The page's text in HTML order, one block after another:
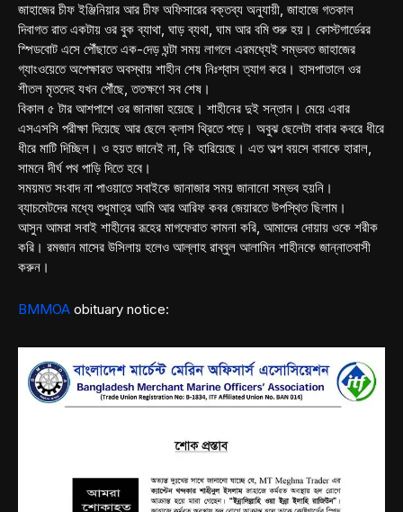
জাহাজের চীফ ইঞ্জিনিয়ার আর চীফ অফিসারের বক্তব্য অনুযায়ী, জাহাজে গতকাল
দিবাগত রাত একটায় ওর বুক ব্যাথা, ঘাড় ব্যথা, ঘাম আর বমি শুরু হয়। কোস্টগার্ডেরর
স্পিডবোট এসে পৌঁছাতে এক-দেড় ঘন্টা সময় লাগলে এরমধ্যেই সম্ভবত জাহাজের
গ্যাংওয়েতে অপেক্ষারত অবস্থায় শাহীন শেষ নিঃশ্বাস ত্যাগ করে। হাসপাতালে ওর
শীতল মৃতদেহ যখন পৌঁছে, ততক্ষণে সব শেষ।
বিকাল ৫ টার আশপাশে ওর জানাজা হয়েছে। শাহীনের দুই সন্তান। মেয়ে এবার
এসএসসি পরীক্ষা দিয়েছে আর ছেলে ক্লাস থ্রিতে পড়ে। অবুঝ ছেলেটা বাবার কবরে ধীরে
ধীরে মাটি দিচ্ছিল। ও হয়ত জানেই না, কি হারিয়েছে। এত অল্প বয়সে বাবাকে হারাল,
সামনে দীর্ঘ পথ পাড়ি দিতে হবে।
সময়মত সংবাদ না পাওয়াতে সবাইকে জানাজার সময় জানানো সম্ভব হয়নি।
ব্যাচমেটদের মধ্যে শুধুমাত্র আমি আর আরিফ কবর জেয়ারতে উপস্থিত ছিলাম।
আসুন আমরা সবাই শাহীনের রূহের মাগফেরাত কামনা করি, আমাদের দোয়ায় ওকে শরীক
করি। রমজান মাসের উসিলায় হলেও আল্লাহ রাব্বুল আলামিন শাহীনকে জান্নাতবাসী
করুন।
BMMOA obituary notice: